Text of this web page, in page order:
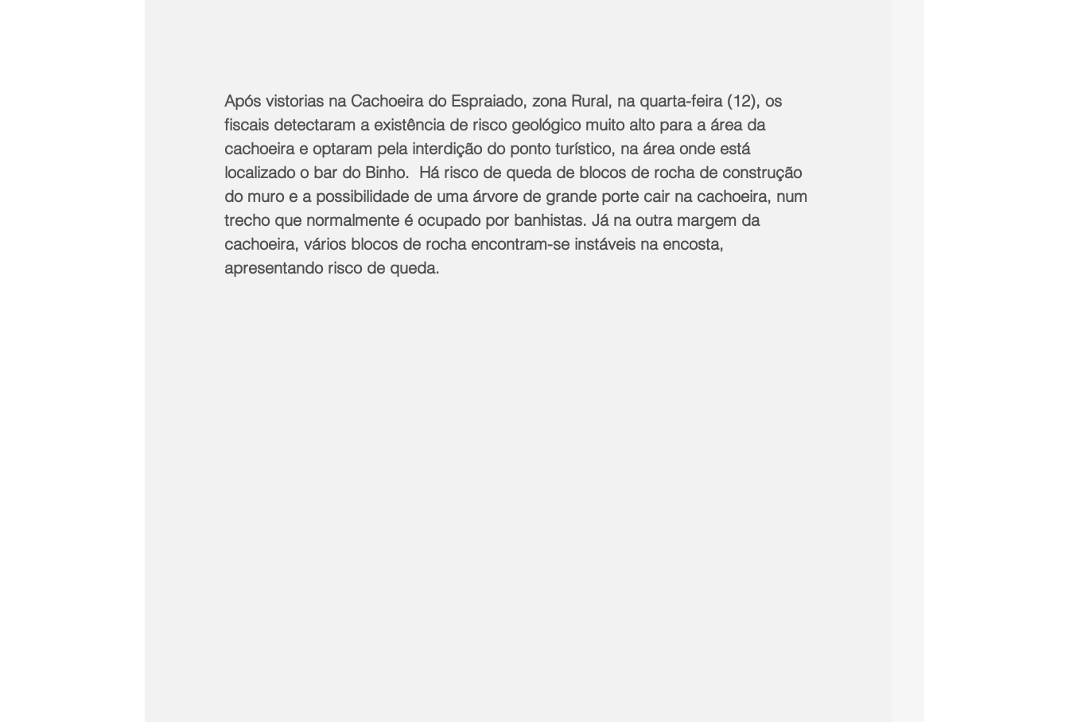
Após vistorias na Cachoeira do Espraiado, zona Rural, na quarta-feira (12), os
fiscais detectaram a existência de risco geológico muito alto para a área da
cachoeira e optaram pela interdição do ponto turístico, na área onde está
localizado o bar do Binho.  Há risco de queda de blocos de rocha de construção
do muro e a possibilidade de uma árvore de grande porte cair na cachoeira, num
trecho que normalmente é ocupado por banhistas. Já na outra margem da
cachoeira, vários blocos de rocha encontram-se instáveis na encosta,
apresentando risco de queda.